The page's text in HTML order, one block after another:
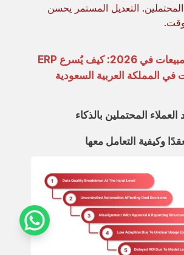
التعديل المستمر يحسن
أتمتة عملية المبيعات في 2026: كيف يُسرع ERP
في المملكة العربية السعودية
المحتملين بالذكاء
وكيفية التعامل معها